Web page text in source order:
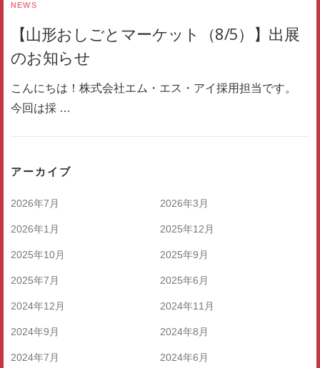
NEWS
【山形おしごとマーケット（8/5）】出展
のお知らせ
こんにちは！株式会社エム・エス・アイ採用担当です。
今回は採 …
アーカイブ
2026年7月 2026年3月
2026年1月 2025年12月
2025年10月 2025年9月
2025年7月 2025年6月
2024年12月 2024年11月
2024年9月 2024年8月
2024年7月 2024年6月